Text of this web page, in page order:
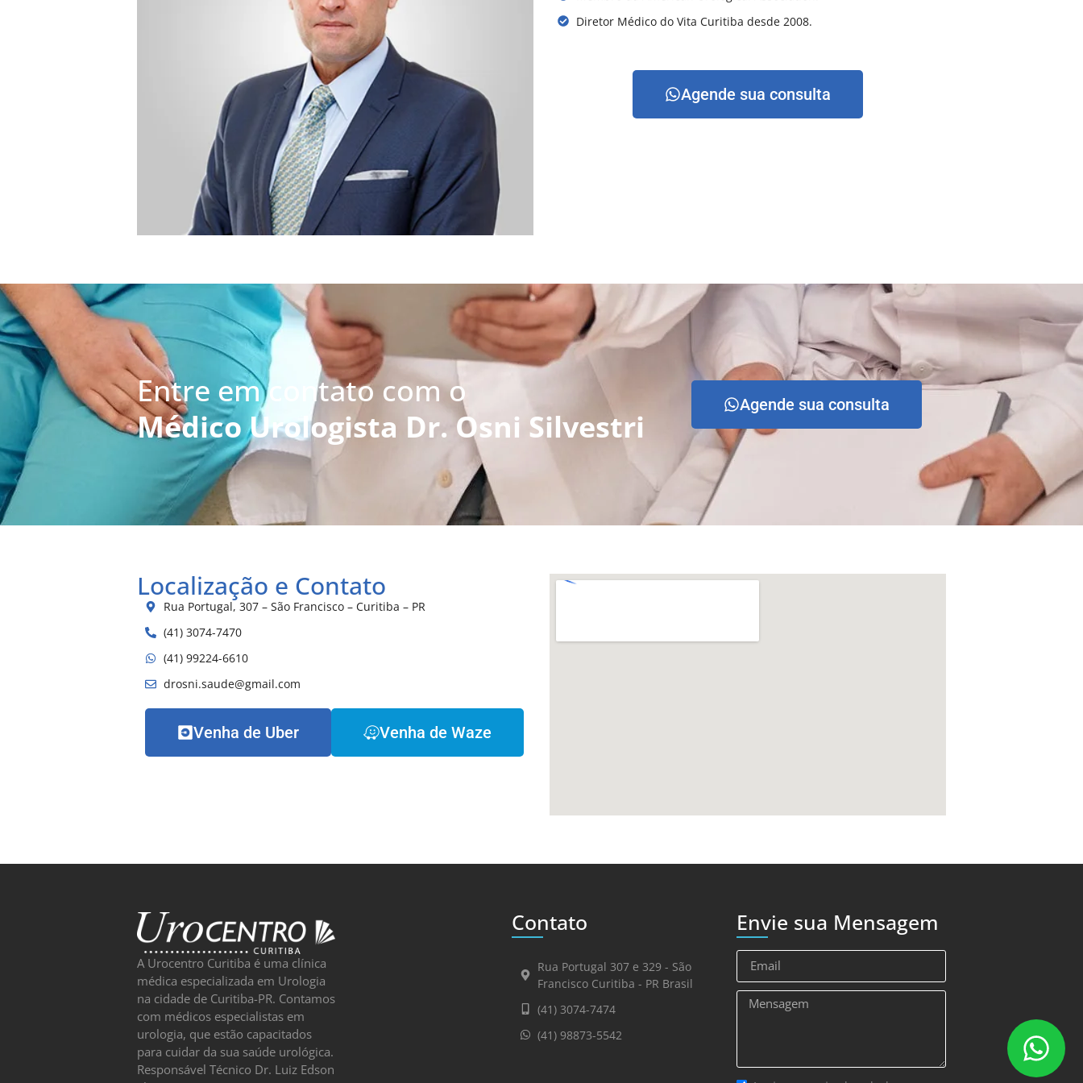
Diretor Médico do Vita Curitiba desde 2008.
Agende sua consulta
Entre em contato com o
Médico Urologista Dr. Osni Silvestri
Agende sua consulta
Localização e Contato
Rua Portugal, 307 – São Francisco – Curitiba – PR
(41) 3074-7470
(41) 99224-6610
drosni.saude@gmail.com
Venha de Uber Venha de Waze
A Urocentro Curitiba é uma clínica
médica especializada em Urologia
na cidade de Curitiba-PR. Contamos
com médicos especialistas em
urologia, que estão capacitados
para cuidar da sua saúde urológica.
Responsável Técnico Dr. Luiz Edson
Contato
Rua Portugal 307 e 329 - São
Francisco Curitiba - PR Brasil
(41) 3074-7474
(41) 98873-5542
Envie sua Mensagem